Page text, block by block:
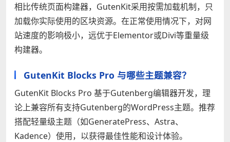
相比传统页面构建器，GutenKit采用按需加载机制，只
加载你实际使用的区块资源。在正常使用情况下，对网
站速度的影响极小，远优于Elementor或Divi等重量级
构建器。
GutenKit Blocks Pro 与哪些主题兼容？
GutenKit Blocks Pro 基于Gutenberg编辑器开发，理
论上兼容所有支持Gutenberg的WordPress主题。推荐
搭配轻量级主题（如GeneratePress、Astra、
Kadence）使用，以获得最佳性能和设计体验。